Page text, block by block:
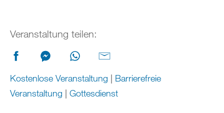
Veranstaltung teilen:
Kostenlose Veranstaltung | Barrierefreie
Veranstaltung | Gottesdienst